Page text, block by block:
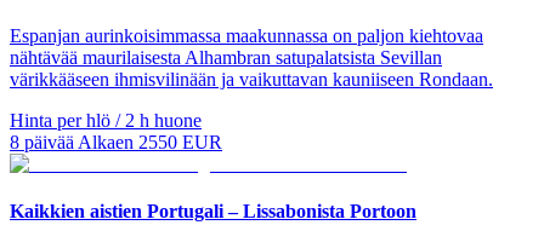
Espanjan aurinkoisimmassa maakunnassa on paljon kiehtovaa
nähtävää maurilaisesta Alhambran satupalatsista Sevillan
värikkääseen ihmisvilinään ja vaikuttavan kauniiseen Rondaan.
Hinta per hlö / 2 h huone
8 päivää Alkaen 2550 EUR
Kaikkien aistien Portugali – Lissabonista Portoon